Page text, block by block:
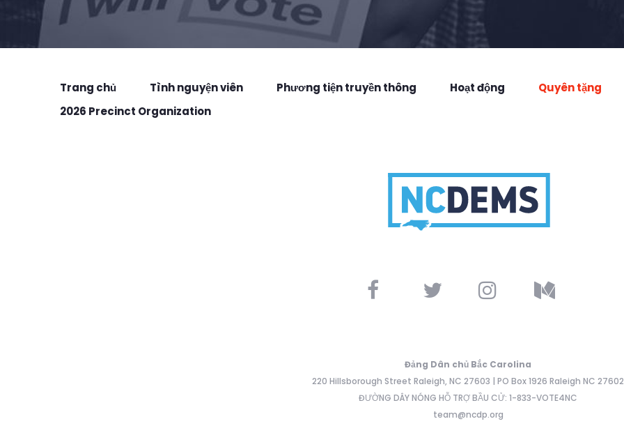
Trang chủ Tình nguyện viên Phương tiện truyền thông Hoạt động Quyên tặng
2026 Precinct Organization
Đảng Dân chủ Bắc Carolina
220 Hillsborough Street Raleigh, NC 27603 | PO Box 1926 Raleigh NC 27602
ĐƯỜNG DÂY NÓNG HỖ TRỢ BẦU CỬ: 1-833-VOTE4NC
team@ncdp.org